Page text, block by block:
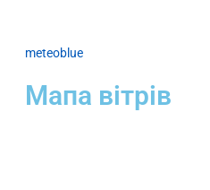
meteoblue
Мапа вітрів